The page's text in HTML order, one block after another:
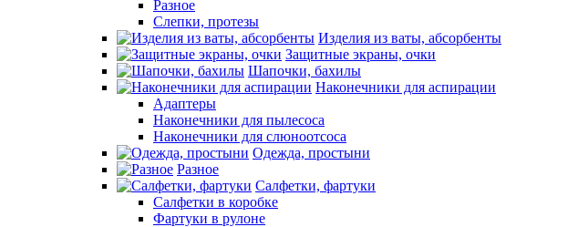
Разное
Слепки, протезы
Изделия из ваты, абсорбенты
Защитные экраны, очки
Шапочки, бахилы
Наконечники для аспирации
Адаптеры
Наконечники для пылесоса
Наконечники для слюноотсоса
Одежда, простыни
Разное
Салфетки, фартуки
Салфетки в коробке
Фартуки в рулоне